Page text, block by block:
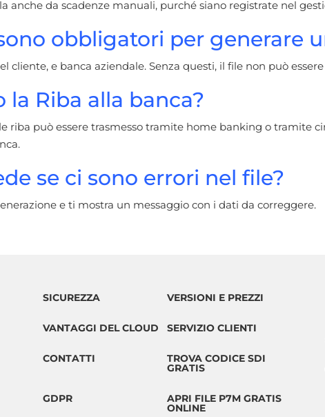
anche da scadenze manuali, purché siano registrate nel
obbligatori per generare
cliente, e banca aziendale. Senza questi, il file non può
la Riba alla banca?
riba può essere trasmesso tramite home banking o tramite
se ci sono errori nel file?
e ti mostra un messaggio con i dati da correggere.
SICUREZZA VERSIONI E PREZZI
VANTAGGI DEL CLOUD SERVIZIO CLIENTI
CONTATTI TROVA CODICE SDI
GRATIS
GDPR APRI FILE P7M GRATIS
ONLINE